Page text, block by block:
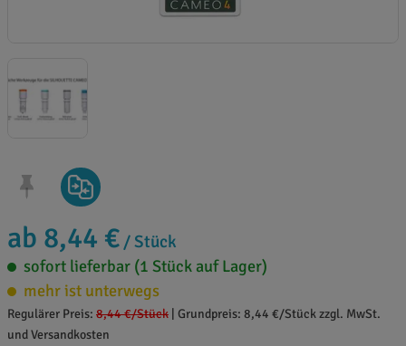
ab 8,44 € / Stück
sofort lieferbar (1 Stück auf Lager)
mehr ist unterwegs
Regulärer Preis: 8,44 €/Stück Grundpreis: 8,44 €/Stück zzgl. MwSt.
und Versandkosten